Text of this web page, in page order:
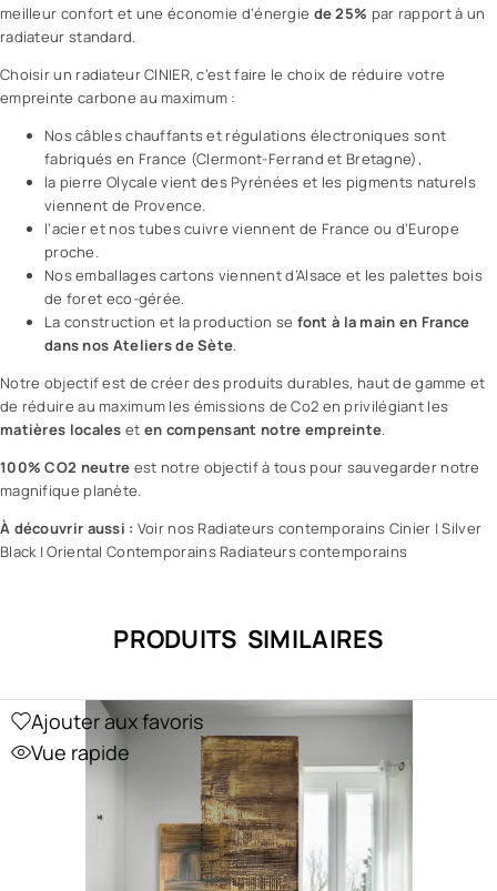
meilleur confort et une économie d’énergie de 25% par rapport à un
radiateur standard.
Choisir un radiateur CINIER, c’est faire le choix de réduire votre
empreinte carbone au maximum :
Nos câbles chauffants et régulations électroniques sont
fabriqués en France (Clermont-Ferrand et Bretagne),
la pierre Olycale vient des Pyrénées et les pigments naturels
viennent de Provence.
l’acier et nos tubes cuivre viennent de France ou d’Europe
proche.
Nos emballages cartons viennent d’Alsace et les palettes bois
de foret eco-gérée.
La construction et la production se font à la main en France
dans nos Ateliers de Sète.
Notre objectif est de créer des produits durables, haut de gamme et
de réduire au maximum les émissions de Co2 en privilégiant les
matières locales et en compensant notre empreinte.
100% CO2 neutre est notre objectif à tous pour sauvegarder notre
magnifique planète.
À découvrir aussi : Voir nos Radiateurs contemporains Cinier |Silver
Black|Oriental Contemporains Radiateurs contemporains
PRODUITS SIMILAIRES
Ajouter aux favoris
Vue rapide